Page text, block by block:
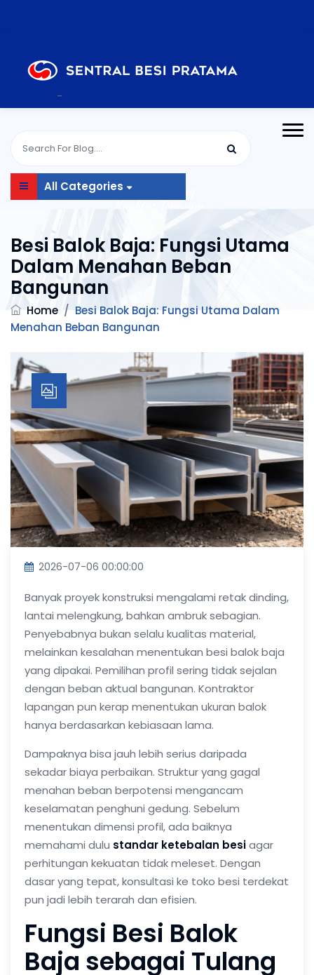
-
All Categories
Besi Balok Baja: Fungsi Utama
Dalam Menahan Beban
Bangunan
Home / Besi Balok Baja: Fungsi Utama Dalam
Menahan Beban Bangunan
2026-07-06 00:00:00
Banyak proyek konstruksi mengalami retak dinding,
lantai melengkung, bahkan ambruk sebagian.
Penyebabnya bukan selalu kualitas material,
melainkan kesalahan menentukan besi balok baja
yang dipakai. Pemilihan profil sering tidak sejalan
dengan beban aktual bangunan. Kontraktor
lapangan pun kerap menentukan ukuran balok
hanya berdasarkan kebiasaan lama.
Dampaknya bisa jauh lebih serius daripada
sekadar biaya perbaikan. Struktur yang gagal
menahan beban berpotensi mengancam
keselamatan penghuni gedung. Sebelum
menentukan dimensi profil, ada baiknya
memahami dulu standar ketebalan besiagar
perhitungan kekuatan tidak meleset. Dengan
dasar yang tepat, konsultasi ke toko besi terdekat
pun jadi lebih terarah dan efisien.
Fungsi Besi Balok
Baja sebagai Tulang